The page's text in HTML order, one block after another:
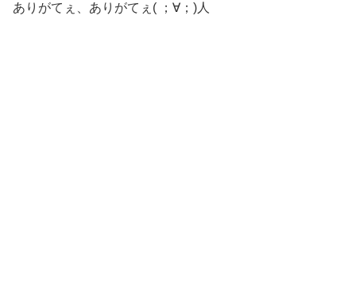
ありがてぇ、ありがてぇ( ；∀；)人